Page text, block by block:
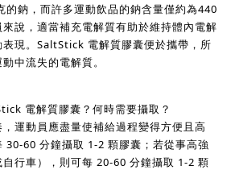
的鈉，而許多運動飲品的鈉含量僅約為440
說，適當補充電解質有助於維持體內電解
現。SaltStick 電解質膠囊便於攜帶，所
中流失的電解質。
電解質膠囊？何時需要攝取？
運動員應盡量使補給過程變得方便且高
30-60 分鐘攝取 1-2 顆膠囊；若從事高強
行車），則可每 20-60 分鐘攝取 1-2 顆